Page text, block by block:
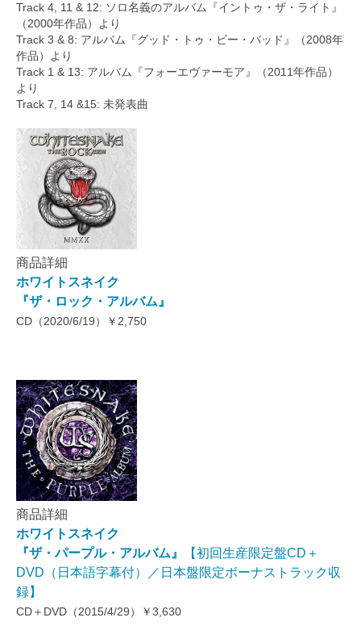
Track 4, 11 & 12: ソロ名義のアルバム『イントゥ・ザ・ライト』
（2000年作品）より
Track 3 & 8: アルバム『グッド・トゥ・ビー・バッド』（2008年
作品）より
Track 1 & 13: アルバム『フォーエヴァーモア』（2011年作品）
より
Track 7, 14 &15: 未発表曲
商品詳細
ホワイトスネイク
『ザ・ロック・アルバム』
CD（2020/6/19）￥2,750
商品詳細
ホワイトスネイク
『ザ・パープル・アルバム』
【初回生産限定盤CD＋
DVD（日本語字幕付）／日本盤限定ボーナストラック収
録】
CD＋DVD（2015/4/29）￥3,630